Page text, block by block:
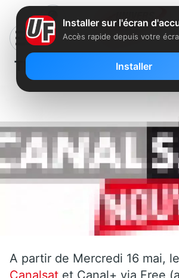
TV Festival dés le 16 Mai
A partir de Mercredi 16 mai,
Canalsat et Canal+ via Free
Installer sur l'écran
Accès rapide depuis votre
Installer